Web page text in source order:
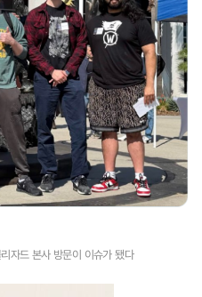
자드 본사 방문이 이슈가 됐다